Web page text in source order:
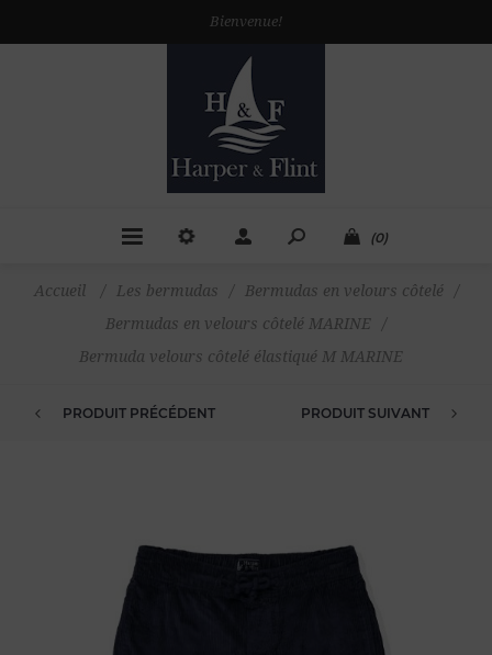
Bienvenue!
(0)
Accueil / Les bermudas / Bermudas en velours côtelé
/
Bermudas en velours côtelé MARINE
/
Bermuda velours côtelé élastiqué M MARINE
PRODUIT PRÉCÉDENT PRODUIT SUIVANT